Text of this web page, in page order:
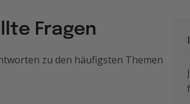
Fragen
zu den häufigsten Themen